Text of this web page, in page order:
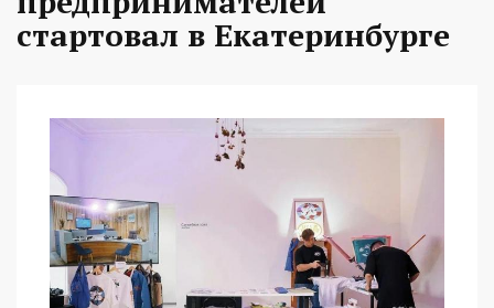
стартовал в Екатеринбурге